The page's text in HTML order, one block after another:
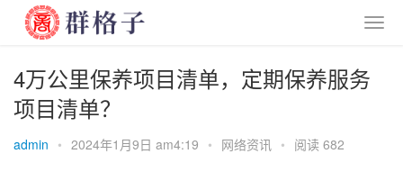
4万公里保养项目清单，定期保养服务
项目清单？
admin • 2024年1月9日 am4:19 • 网络资讯 • 阅读 682